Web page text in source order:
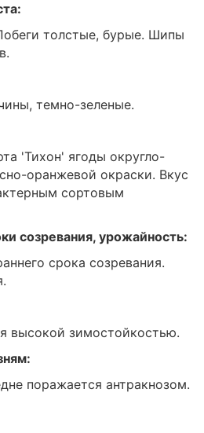
толстые, бурые. Шипы
темно-зеленые.
'Тихон' ягоды округло-
оранжевой окраски. Вкус
сортовым
созревания, урожайность:
срока созревания.
высокой зимостойкостью.
поражается антракнозом.